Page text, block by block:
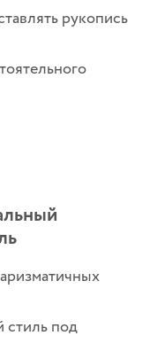
рукопись
стиль под